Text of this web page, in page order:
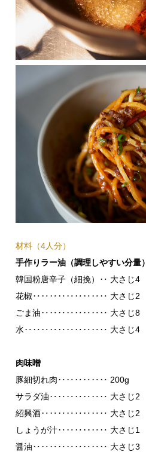
材料（4人分）
手作りラー油（調理しやすい分量）
韓国粉唐辛子（細挽）‥ 大さじ4
花椒‥‥‥‥‥‥‥‥‥ 大さじ2
ごま油‥‥‥‥‥‥‥‥ 大さじ8
水‥‥‥‥‥‥‥‥‥‥ 大さじ4
肉味噌
豚細切れ肉‥‥‥‥‥‥ 200g
サラダ油‥‥‥‥‥‥‥ 大さじ2
紹興酒‥‥‥‥‥‥‥‥ 大さじ2
しょうが汁‥‥‥･･‥‥ 大さじ1
醤油‥‥‥‥‥‥‥‥‥ 大さじ3